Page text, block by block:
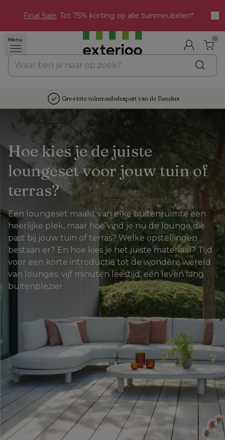
Final Sale: Tot 75% korting op alle tuinmeubelen*
Menu 0
Grootste tuinmeubelexpert van de Benelux
Hoe kies je de juiste
loungeset voor jouw tuin of
terras?
Een loungeset maakt van elke buitenruimte een
heerlijke plek, maar hoe vind je nu de lounge die
past bij jouw tuin of terras? Welke opstellingen
bestaan er? En hoe kies je het juiste materiaal? Tijd
voor een korte introductie tot de wondere wereld
van lounges: vijf minuten leestijd, een leven lang
buitenplezier.